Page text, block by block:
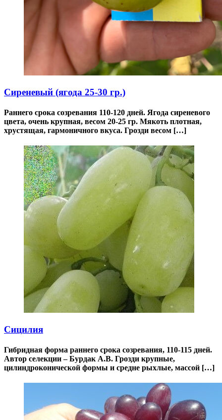
Сиреневый (ягода 25-30 гр.)
Раннего срока созревания 110-120 дней. Ягода сиреневого
цвета, очень крупная, весом 20-25 гр. Мякоть плотная,
хрустящая, гармоничного вкуса. Грозди весом […]
Сицилия
Гибридная форма раннего срока созревания, 110-115 дней.
Автор селекции – Бурдак А.В. Грозди крупные,
цилиндроконической формы и средне рыхлые, массой […]